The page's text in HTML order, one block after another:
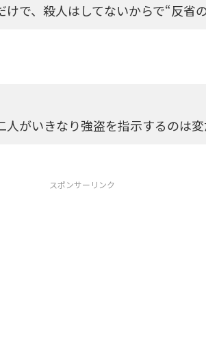
けで、殺人はしてないからで“反省
人がいきなり強盗を指示するのは変
スポンサーリンク